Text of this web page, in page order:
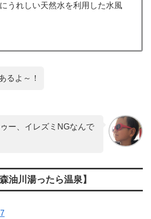
うれしい天然水を利用した水風
るよ～！
ー、イレズミNGなんで
森油川湯ったら温泉】